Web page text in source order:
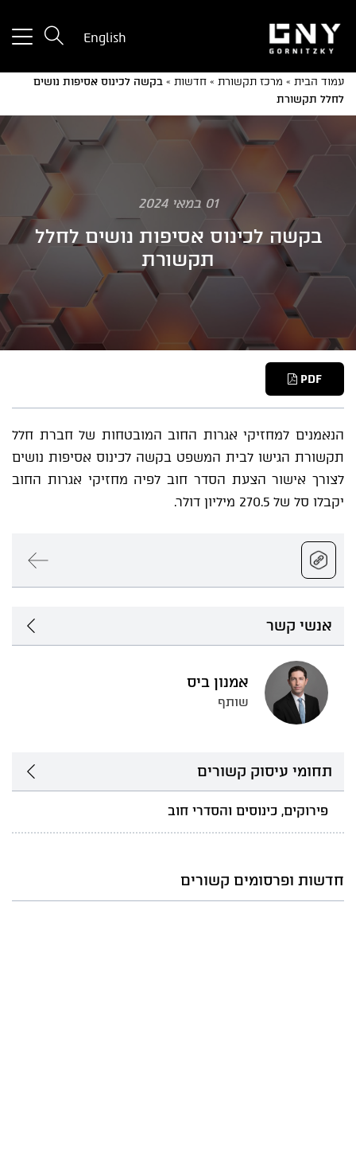
English
עמוד הבית » מרכז תקשורת » חדשות » בקשה לכינוס אסיפות נושים
לחלל תקשורת
01 במאי 2024
בקשה לכינוס אסיפות נושים לחלל
תקשורת
PDF
הנאמנים למחזיקי אגרות החוב המובטחות של חברת חלל
תקשורת הגישו לבית המשפט בקשה לכינוס אסיפות נושים
לצורך אישור הצעת הסדר חוב לפיה מחזיקי אגרות החוב
יקבלו סל של 270.5 מיליון דולר.
אנשי קשר
אמנון ביס
שותף
תחומי עיסוק קשורים
פירוקים, כינוסים והסדרי חוב
חדשות ופרסומים קשורים